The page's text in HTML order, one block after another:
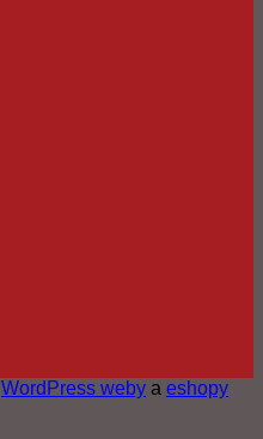
WordPress weby a eshopy